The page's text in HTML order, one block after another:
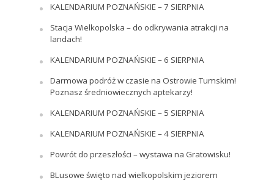
KALENDARIUM POZNAŃSKIE – 7 SIERPNIA
Stacja Wielkopolska – do odkrywania atrakcji na
landach!
KALENDARIUM POZNAŃSKIE – 6 SIERPNIA
Darmowa podróż w czasie na Ostrowie Tumskim!
Poznasz średniowiecznych aptekarzy!
KALENDARIUM POZNAŃSKIE – 5 SIERPNIA
KALENDARIUM POZNAŃSKIE – 4 SIERPNIA
Powrót do przeszłości – wystawa na Gratowisku!
BLusowe święto nad wielkopolskim jeziorem